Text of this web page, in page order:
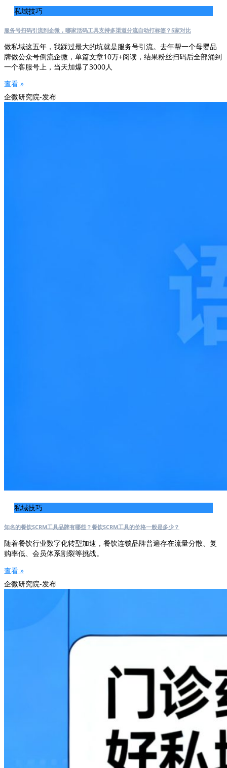
私域技巧
服务号扫码引流到企微，哪家活码工具支持多渠道分流自动打标签？5家对比
做私域这五年，我踩过最大的坑就是服务号引流。去年帮一个母婴品
牌做公众号倒流企微，单篇文章10万+阅读，结果粉丝扫码后全部涌到
一个客服号上，当天加爆了3000人
查看 »
企微研究院-发布
私域技巧
知名的餐饮SCRM工具品牌有哪些？餐饮SCRM工具的价格一般是多少？
随着餐饮行业数字化转型加速，餐饮连锁品牌普遍存在流量分散、复
购率低、会员体系割裂等挑战。
查看 »
企微研究院-发布